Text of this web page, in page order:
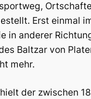
Erst einmal
in anderer
Baltzar von
mehr.
der zwischen